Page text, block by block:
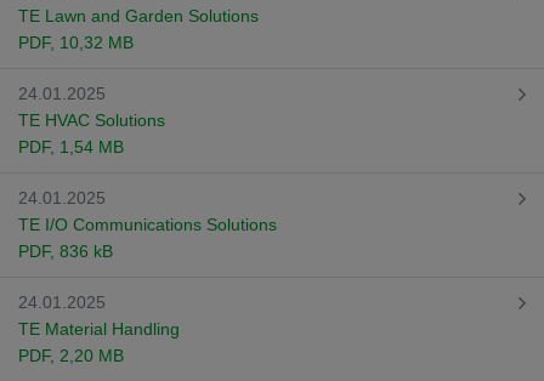
TE Lawn and Garden Solutions
PDF, 10,32 MB
24.01.2025
TE HVAC Solutions
PDF, 1,54 MB
24.01.2025
TE I/O Communications Solutions
PDF, 836 kB
24.01.2025
TE Material Handling
PDF, 2,20 MB